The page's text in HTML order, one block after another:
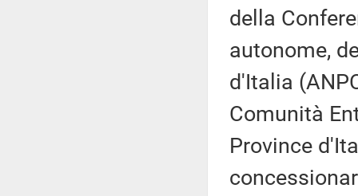
della
autonome,
d'Italia
Comunità
Province